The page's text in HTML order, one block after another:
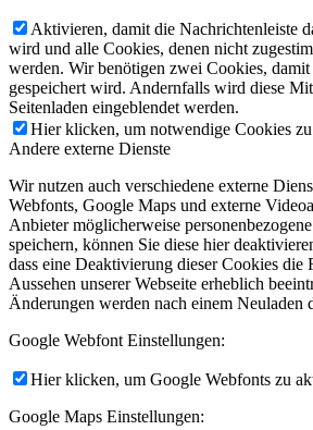
Aktivieren, damit die Nachrichtenleiste
wird und alle Cookies, denen nicht
werden. Wir benötigen zwei Cookies,
gespeichert wird. Andernfalls wird diese
Seitenladen eingeblendet werden.
Hier klicken, um notwendige Cookies
Andere externe Dienste
Wir nutzen auch verschiedene externe
Webfonts, Google Maps und externe
Anbieter möglicherweise
speichern, können Sie diese hier
dass eine Deaktivierung dieser Cookies die
Aussehen unserer Webseite erheblich
Änderungen werden nach einem Neuladen
Google Webfont Einstellungen:
Hier klicken, um Google Webfonts zu
Google Maps Einstellungen: